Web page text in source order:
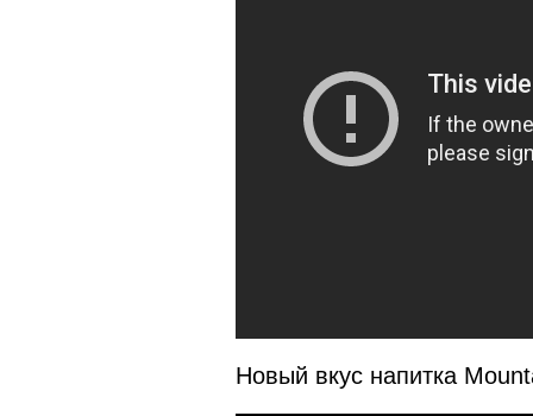
Новый вкус напитка